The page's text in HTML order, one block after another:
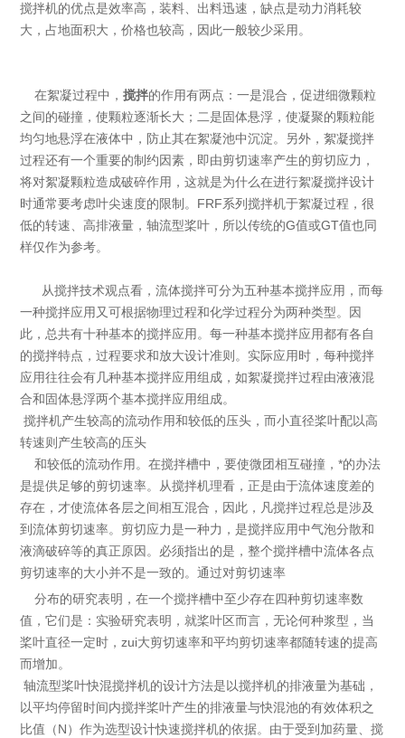
搅拌机的优点是效率高，装料、出料迅速，缺点是动力消耗较
大，占地面积大，价格也较高，因此一般较少采用。
在絮凝过程中，搅拌的作用有两点：一是混合，促进细微颗粒
之间的碰撞，使颗粒逐渐长大；二是固体悬浮，使凝聚的颗粒能
均匀地悬浮在液体中，防止其在絮凝池中沉淀。另外，絮凝搅拌
过程还有一个重要的制约因素，即由剪切速率产生的剪切应力，
将对絮凝颗粒造成破碎作用，这就是为什么在进行絮凝搅拌设计
时通常要考虑叶尖速度的限制。FRF系列搅拌机于絮凝过程，很
低的转速、高排液量，轴流型桨叶，所以传统的G值或GT值也同
样仅作为参考。
从搅拌技术观点看，流体搅拌可分为五种基本搅拌应用，而每
一种搅拌应用又可根据物理过程和化学过程分为两种类型。因
此，总共有十种基本的搅拌应用。每一种基本搅拌应用都有各自
的搅拌特点，过程要求和放大设计准则。实际应用时，每种搅拌
应用往往会有几种基本搅拌应用组成，如絮凝搅拌过程由液液混
合和固体悬浮两个基本搅拌应用组成。
搅拌机产生较高的流动作用和较低的压头，而小直径桨叶配以高
转速则产生较高的压头
和较低的流动作用。在搅拌槽中，要使微团相互碰撞，*的办法
是提供足够的剪切速率。从搅拌机理看，正是由于流体速度差的
存在，才使流体各层之间相互混合，因此，凡搅拌过程总是涉及
到流体剪切速率。剪切应力是一种力，是搅拌应用中气泡分散和
液滴破碎等的真正原因。必须指出的是，整个搅拌槽中流体各点
剪切速率的大小并不是一致的。通过对剪切速率
分布的研究表明，在一个搅拌槽中至少存在四种剪切速率数
值，它们是：实验研究表明，就桨叶区而言，无论何种浆型，当
桨叶直径一定时，zui大剪切速率和平均剪切速率都随转速的提高
而增加。
轴流型桨叶快混搅拌机的设计方法是以搅拌机的排液量为基础，
以平均停留时间内搅拌桨叶产生的排液量与快混池的有效体积之
比值（N）作为选型设计快速搅拌机的依据。由于受到加药量、搅